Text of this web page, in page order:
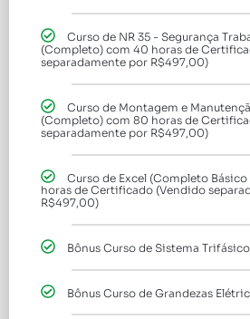
Curso de NR 35 - Segurança
(Completo) com 40 horas de
separadamente por R$497,00)
Curso de Montagem e
(Completo) com 80 horas de
separadamente por R$497,00)
Curso de Excel (Completo
horas de Certificado (Vendido
R$497,00)
Bônus Curso de Sistema Trifásico
Bônus Curso de Grandezas